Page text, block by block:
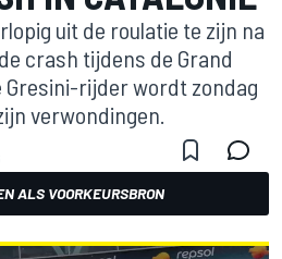
uit de roulatie te zijn na
crash tijdens de Grand
Gresini-rijder wordt zondag
verwondingen.
ALS VOORKEURSBRON